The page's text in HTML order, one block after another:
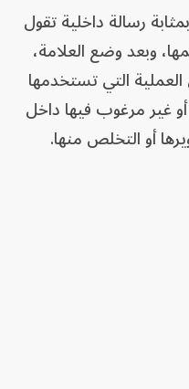
رسالة داخلية تقول
وبعد وضع العلامة،
التي تستخدمها
غير مرغوب فيها داخل
أو التخلص منها.